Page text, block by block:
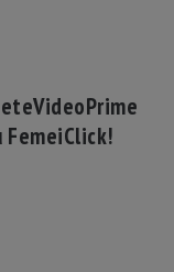
VideoPrime
FemeiClick!